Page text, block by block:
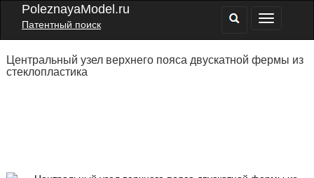
PoleznayaModel.ru
Патентный поиск
Центральный узел верхнего пояса двускатной фермы из
стеклопластика